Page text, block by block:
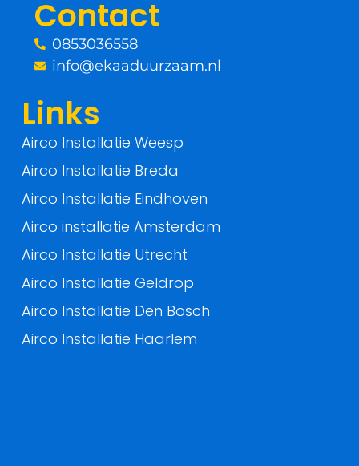
k
-
Contact
0853036558
info@ekaaduurzaam.nl
Links
Airco Installatie Weesp
Airco Installatie Breda
Airco Installatie Eindhoven
Airco installatie Amsterdam
Airco Installatie Utrecht
Airco Installatie Geldrop
Airco Installatie Den Bosch
Airco Installatie Haarlem